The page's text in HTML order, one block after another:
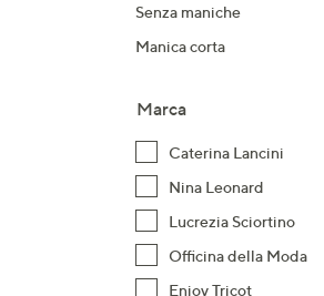
prodotti
Senza maniche
Manica corta
Marca
Caterina Lancini
Nina Leonard
Lucrezia Sciortino
Officina della Moda
Enjoy Tricot